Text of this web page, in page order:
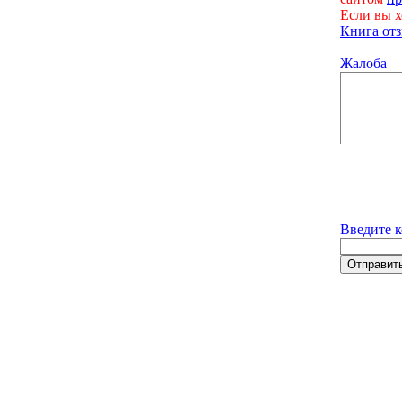
Если вы
Книга
Жалоба
Введите